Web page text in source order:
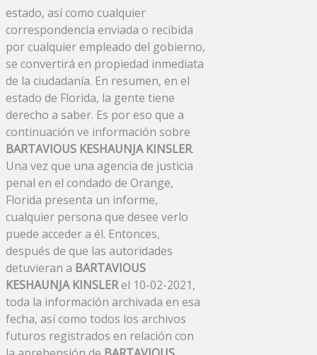
estado, así como cualquier
correspondencia enviada o recibida
por cualquier empleado del gobierno,
se convertirá en propiedad inmediata
de la ciudadanía. En resumen, en el
estado de Florida, la gente tiene
derecho a saber. Es por eso que a
continuación ve información sobre
BARTAVIOUS KESHAUNJA KINSLER.
Una vez que una agencia de justicia
penal en el condado de Orange,
Florida presenta un informe,
cualquier persona que desee verlo
puede acceder a él. Entonces,
después de que las autoridades
detuvieran a BARTAVIOUS
KESHAUNJA KINSLERel 10-02-2021,
toda la información archivada en esa
fecha, así como todos los archivos
futuros registrados en relación con